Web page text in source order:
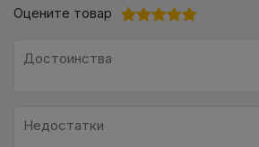
Оцените товар